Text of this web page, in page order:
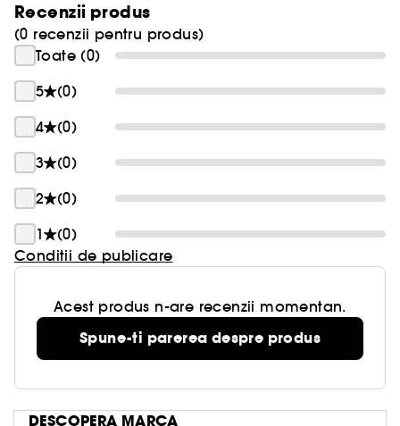
Recenzii produs
(0 recenzii pentru produs)
Toate (0)
5
(0)
4
(0)
3
(0)
2
(0)
1
(0)
Conditii de publicare
Acest produs n-are recenzii momentan.
Spune-ti parerea despre produs
DESCOPERA MARCA